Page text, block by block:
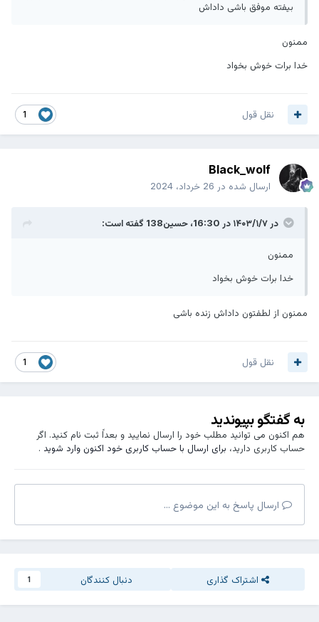
بیفته موفق باشی داداش
ممنون
خدا برات خوش بخواد
نقل قول
Black_wolf
ارسال شده در 26 خرداد، 2024
در ۱۴۰۳/۱/۷ در 16:30، حسین138 گفته است:
ممنون
خدا برات خوش بخواد
ممنون از لطفتون داداش زنده باشی
نقل قول
به گفتگو بپیوندید
هم اکنون می توانید مطلب خود را ارسال نمایید و بعداً ثبت نام کنید. اگر
حساب کاربری دارید، برای ارسال با حساب کاربری خود اکنون وارد شوید.
ارسال پاسخ به این موضوع ...
اشتراک گذاری دنبال کنندگان